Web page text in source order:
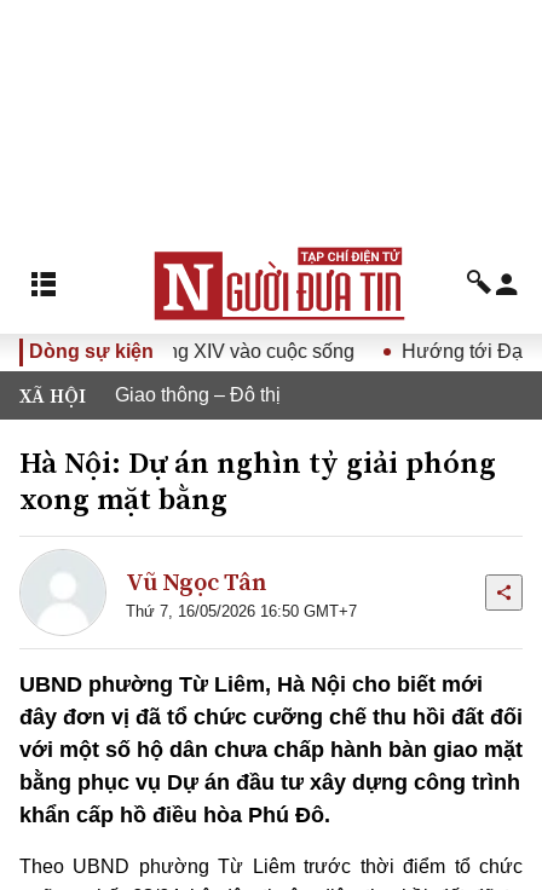
Dòng sự kiện
Đại hội Đảng XIV vào cuộc sống Hướng tới Đại hội đại
XÃ HỘI Giao thông – Đô thị
Hà Nội: Dự án nghìn tỷ giải phóng
xong mặt bằng
Vũ Ngọc Tân
Thứ 7, 16/05/2026 16:50 GMT+7
UBND phường Từ Liêm, Hà Nội cho biết mới
đây đơn vị đã tổ chức cưỡng chế thu hồi đất đối
với một số hộ dân chưa chấp hành bàn giao mặt
bằng phục vụ Dự án đầu tư xây dựng công trình
khẩn cấp hồ điều hòa Phú Đô.
Theo UBND phường Từ Liêm trước thời điểm tổ chức